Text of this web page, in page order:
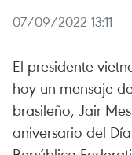
07/09/2022 13:11
El presidente
hoy un mensaje
brasileño, Jair
aniversario del